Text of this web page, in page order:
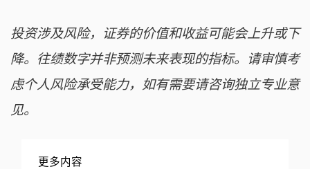
投资涉及风险，证券的价值和收益可能会上升或下
降。往绩数字并非预测未来表现的指标。请审慎考
虑个人风险承受能力，如有需要请咨询独立专业意
见。
更多内容